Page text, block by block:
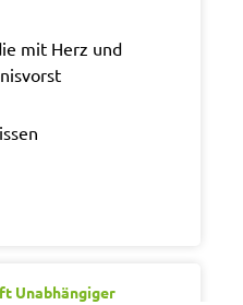
mit Herz und
Unabhängiger